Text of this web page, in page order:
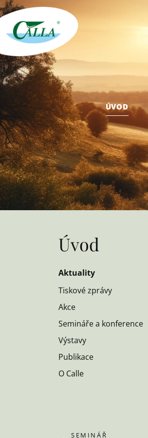
ÚVOD
Úvod
Aktuality
Tiskové zprávy
Akce
Semináře a konference
Výstavy
Publikace
O Calle
SEMINÁŘ